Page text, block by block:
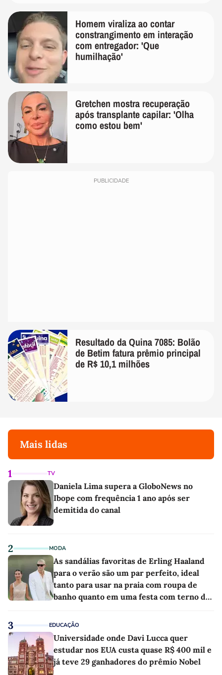
Homem viraliza ao contar
constrangimento em interação
com entregador: 'Que
humilhação'
Gretchen mostra recuperação
após transplante capilar: 'Olha
como estou bem'
PUBLICIDADE
Resultado da Quina 7085: Bolão
de Betim fatura prêmio principal
de R$ 10,1 milhões
Mais lidas
1 TV
Daniela Lima supera a GloboNews no
Ibope com frequência 1 ano após ser
demitida do canal
2 MODA
As sandálias favoritas de Erling Haaland
para o verão são um par perfeito, ideal
tanto para usar na praia com roupa de
banho quanto em uma festa com terno de
3 EDUCAÇÃO
Universidade onde Davi Lucca quer
estudar nos EUA custa quase R$ 400 mil e
já teve 29 ganhadores do prêmio Nobel